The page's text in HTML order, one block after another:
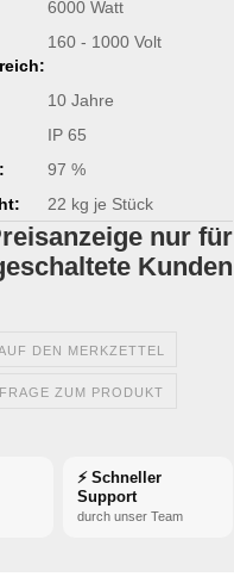
6000 Watt
160 - 1000 Volt
10 Jahre
IP 65
97 %
22 kg je Stück
nur für
Kunden
DEN MERKZETTEL
FRAGE ZUM PRODUKT
⚡ Schneller
Support
durch unser Team